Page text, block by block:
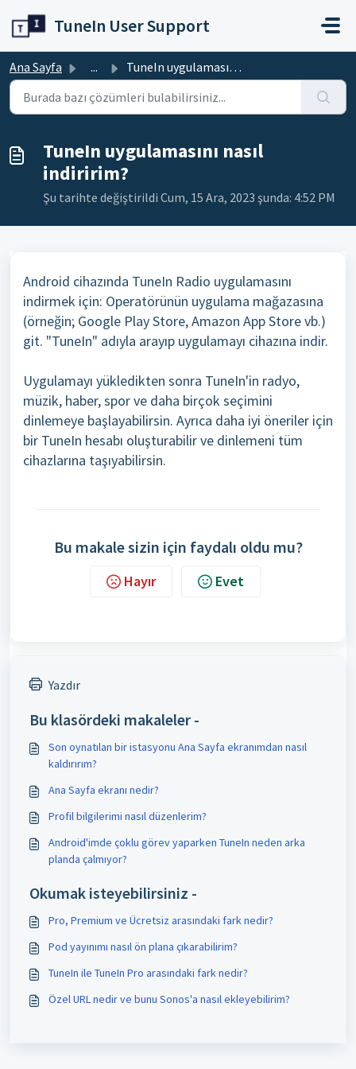
TuneIn User Support
Ana Sayfa ... TuneIn uygulamasını nasıl indiririm?
TuneIn uygulamasını nasıl
indiririm?
Şu tarihte değiştirildi Cum, 15 Ara, 2023 şunda: 4:52 PM
Android cihazında TuneIn Radio uygulamasını
indirmek için: Operatörünün uygulama mağazasına
(örneğin; Google Play Store, Amazon App Store vb.)
git. "TuneIn" adıyla arayıp uygulamayı cihazına indir.
Uygulamayı yükledikten sonra TuneIn'in radyo,
müzik, haber, spor ve daha birçok seçimini
dinlemeye başlayabilirsin. Ayrıca daha iyi öneriler için
bir TuneIn hesabı oluşturabilir ve dinlemeni tüm
cihazlarına taşıyabilirsin.
Bu makale sizin için faydalı oldu mu?
Hayır Evet
Yazdır
Bu klasördeki makaleler -
Son oynatılan bir istasyonu Ana Sayfa ekranımdan nasıl
kaldırırım?
Ana Sayfa ekranı nedir?
Profil bilgilerimi nasıl düzenlerim?
Android'imde çoklu görev yaparken TuneIn neden arka
planda çalmıyor?
Okumak isteyebilirsiniz -
Pro, Premium ve Ücretsiz arasındaki fark nedir?
Pod yayınımı nasıl ön plana çıkarabilirim?
TuneIn ile TuneIn Pro arasındaki fark nedir?
Özel URL nedir ve bunu Sonos'a nasıl ekleyebilirim?